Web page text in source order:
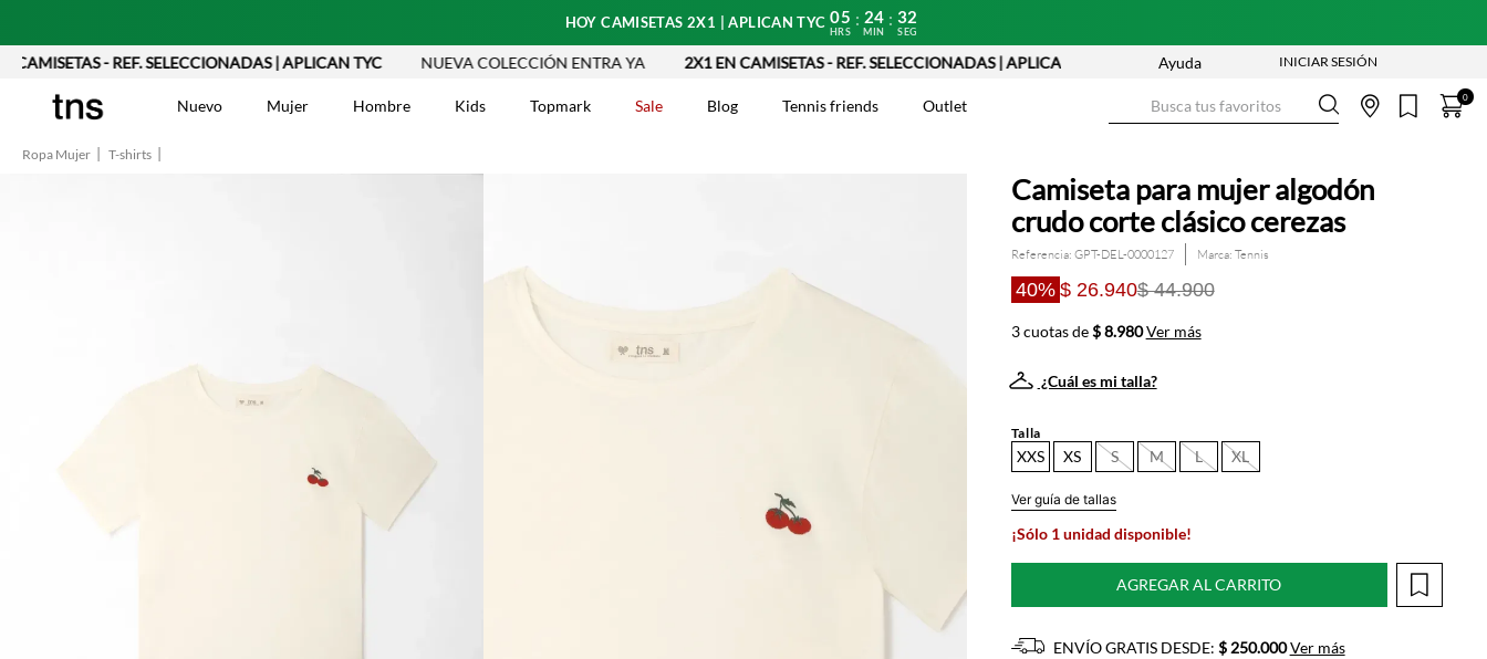
HOY CAMISETAS 2X1 | APLICAN TYC 05
HRS
: 24
MIN
: 31
SEG
- REF. SELECCIONADAS | APLICAN TYC NUEVA COLECCIÓN ENTRA YA 2X1 EN CAMISETAS - REF. SELECCIONADAS | APLICAN TYC 2X1 EN CAMISETAS - REF. SELECCIONADAS |
Ayuda
Nuevo Mujer Hombre Kids Topmark Sale Blog Tennis friends Outlet 0
Ropa Mujer T-shirts
Camiseta para mujer algodón
crudo corte clásico cerezas
Referencia: GPT-DEL-0000127 Tennis
40% $ 26.940$ 44.900
3 cuotas de$ 8.980 Ver más
¿Cuál es mi talla?
Talla
XXS XS S M L XL
Ver guía de tallas
¡Sólo 1 unidad disponible!
AGREGAR AL CARRITO
ENVÍO GRATIS DESDE: $ 250.000 Ver más
Chaqueta
10 Camisetas Mujer